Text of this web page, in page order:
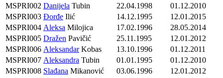
MSPRI002 Danijela Tubin 22.04.1998
01.12.2010
MSPRI003 Đorđe Ilić 14.12.1995
12.01.2015
MSPRI004 Aleksa Milojica 17.02.1996
28.05.2014
MSPRI005 Dražen Pavičić 25.11.1995
12.01.2012
MSPRI006 AleksandarKobas 13.10.1996
01.12.2011
MSPRI007 Aleksandra Tubin 01.01.1995
01.12.2010
MSPRI008 Slađana Mikanović 03.06.1996
12.01.2012